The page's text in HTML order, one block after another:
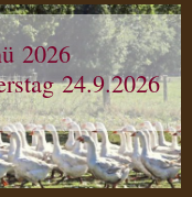
2026
24.9.2026